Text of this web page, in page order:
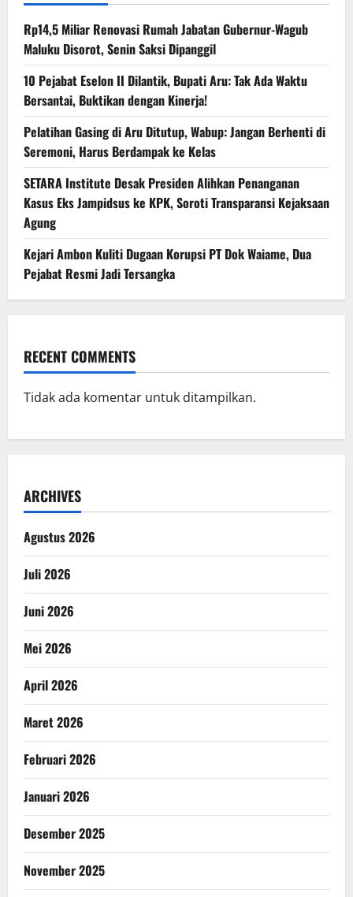
Rp14,5 Miliar Renovasi Rumah Jabatan Gubernur-Wagub
Maluku Disorot, Senin Saksi Dipanggil
10 Pejabat Eselon II Dilantik, Bupati Aru: Tak Ada Waktu
Bersantai, Buktikan dengan Kinerja!
Pelatihan Gasing di Aru Ditutup, Wabup: Jangan Berhenti di
Seremoni, Harus Berdampak ke Kelas
SETARA Institute Desak Presiden Alihkan Penanganan
Kasus Eks Jampidsus ke KPK, Soroti Transparansi Kejaksaan
Agung
Kejari Ambon Kuliti Dugaan Korupsi PT Dok Waiame, Dua
Pejabat Resmi Jadi Tersangka
RECENT COMMENTS
Tidak ada komentar untuk ditampilkan.
ARCHIVES
Agustus 2026
Juli 2026
Juni 2026
Mei 2026
April 2026
Maret 2026
Februari 2026
Januari 2026
Desember 2025
November 2025